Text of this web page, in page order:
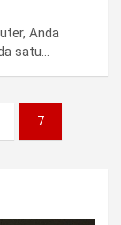
Anda
satu…
7